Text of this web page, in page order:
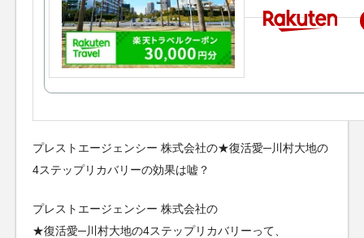
プレストエージェンシー 株式会社の★復活愛─川村大地の
4ステップリカバリーの効果は嘘？
プレストエージェンシー 株式会社の
★復活愛─川村大地の4ステップリカバリーって、